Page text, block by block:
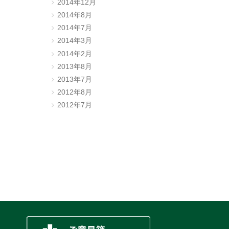
2014年12月
2014年8月
2014年7月
2014年3月
2014年2月
2013年8月
2013年7月
2012年8月
2012年7月